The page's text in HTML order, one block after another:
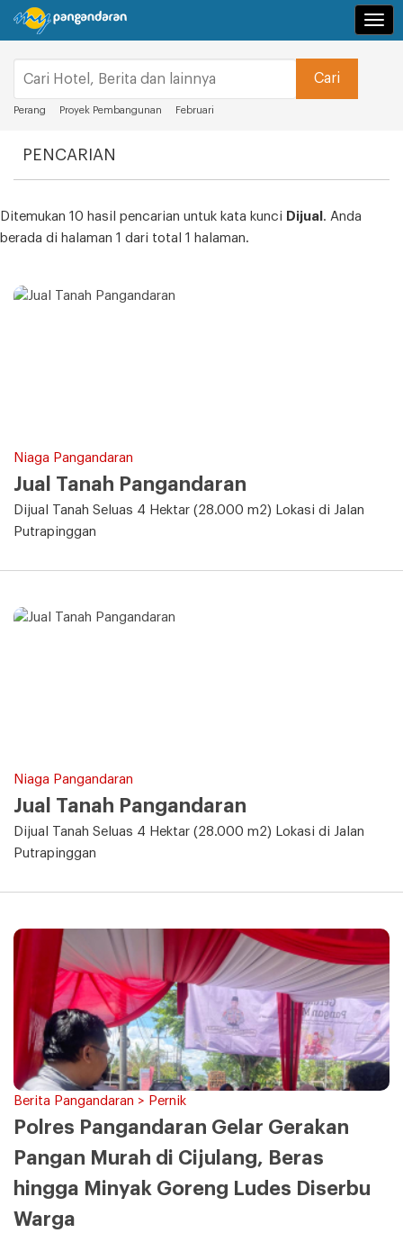
Perang Proyek Pembangunan Februari
PENCARIAN
Ditemukan 10 hasil pencarian untuk kata kunci Dijual . Anda
berada di halaman 1 dari total 1 halaman.
Niaga Pangandaran
Jual Tanah Pangandaran
Dijual Tanah Seluas 4 Hektar (28.000 m2) Lokasi di Jalan
Putrapinggan
Niaga Pangandaran
Jual Tanah Pangandaran
Dijual Tanah Seluas 4 Hektar (28.000 m2) Lokasi di Jalan
Putrapinggan
Berita Pangandaran > Pernik
Polres Pangandaran Gelar Gerakan
Pangan Murah di Cijulang, Beras
hingga Minyak Goreng Ludes Diserbu
Warga